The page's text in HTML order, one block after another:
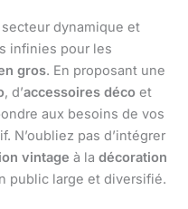
dynamique et
infinies pour les
gros. En proposant une
, d’accessoires déco et
aux besoins de vos
N’oubliez pas d’intégrer
vintage à la décoration
public large et diversifié.